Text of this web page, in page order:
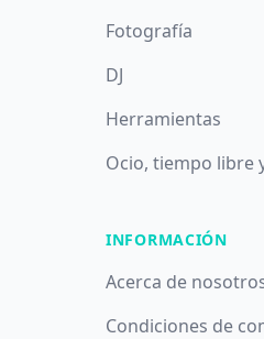
Fotografía
DJ
Herramientas
Ocio, tiempo libre
INFORMACIÓN
Acerca de
Condiciones de